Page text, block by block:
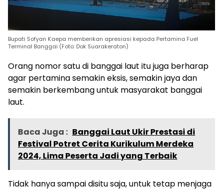
Bupati Sofyan Kaepa memberikan apresiasi kepada Pertamina Fuel
Terminal Banggai (Foto: Dok Suarakeraton)
Orang nomor satu di banggai laut itu juga berharap
agar pertamina semakin eksis, semakin jaya dan
semakin berkembang untuk masyarakat banggai
laut.
Baca Juga : Banggai Laut Ukir Prestasi di
Festival Potret Cerita Kurikulum Merdeka
2024, Lima Peserta Jadi yang Terbaik
Tidak hanya sampai disitu saja, untuk tetap menjaga